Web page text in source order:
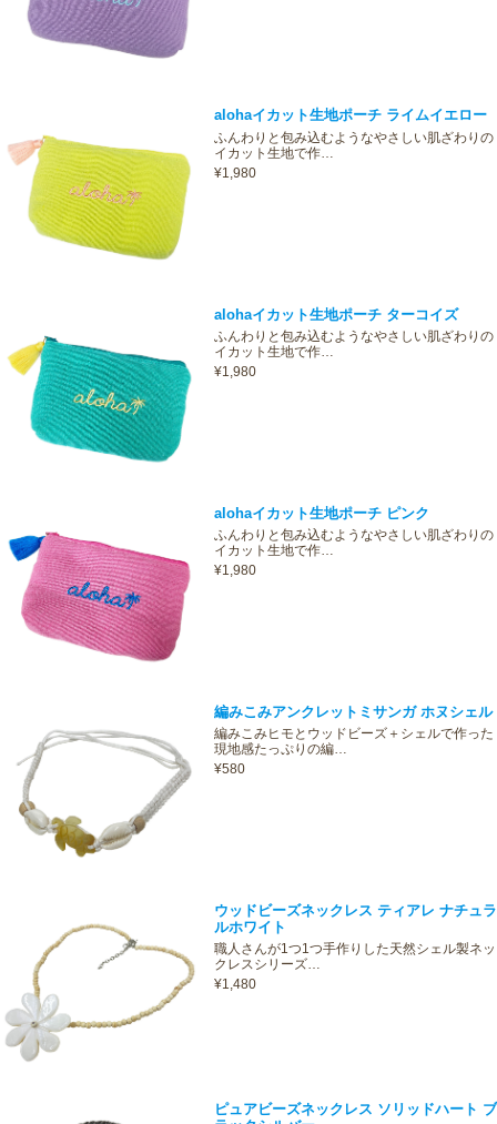
alohaイカット生地ポーチ ライムイエロー
ふんわりと包み込むようなやさしい肌ざわりの
イカット生地で作…
¥1,980
alohaイカット生地ポーチ ターコイズ
ふんわりと包み込むようなやさしい肌ざわりの
イカット生地で作…
¥1,980
alohaイカット生地ポーチ ピンク
ふんわりと包み込むようなやさしい肌ざわりの
イカット生地で作…
¥1,980
編みこみアンクレットミサンガ ホヌシェル
編みこみヒモとウッドビーズ＋シェルで作った
現地感たっぷりの編…
¥580
ウッドビーズネックレス ティアレ ナチュラ
ルホワイト
職人さんが1つ1つ手作りした天然シェル製ネッ
クレスシリーズ…
¥1,480
ピュアビーズネックレス ソリッドハート ブ